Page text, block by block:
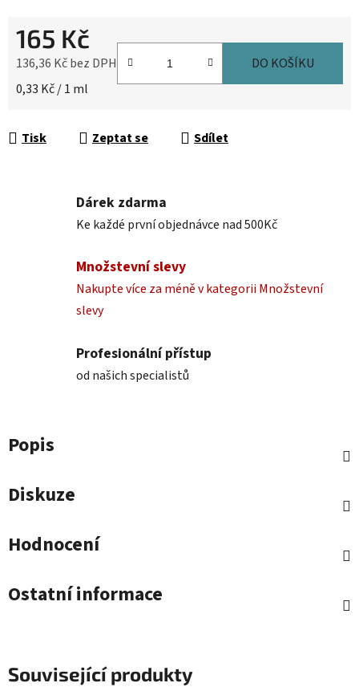
165 Kč
136,36 Kč bez DPH
Měrná cena:
0,33 Kč / 1 ml
DO KOŠÍKU
Tisk Zeptat se Sdílet
Dárek zdarma
Ke každé první objednávce nad 500Kč
Množstevní slevy
Nakupte více za méně v kategorii Množstevní
slevy
Profesionální přístup
od našich specialistů
Popis
Diskuze
Hodnocení
Ostatní informace
Související produkty